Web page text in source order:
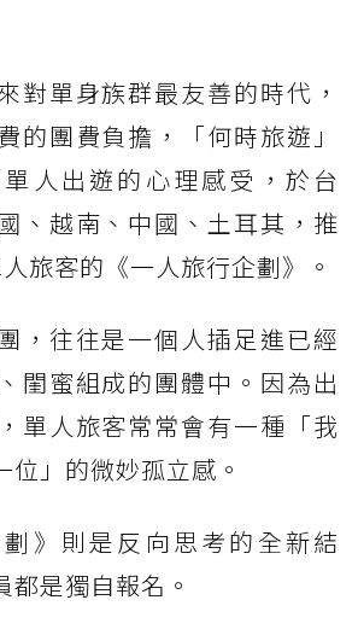
對單身族群最友善的時代，
的團費負擔，「何時旅遊」
人出遊的心理感受，於台
、越南、中國、土耳其，推
旅客的《一人旅行企劃》。
，往往是一個人插足進已經
閨蜜組成的團體中。因為出
單人旅客常常會有一種「我
位」的微妙孤立感。
劃》則是反向思考的全新結
是獨自報名。